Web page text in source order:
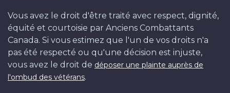
Vous avez le droit d'être traité avec respect, dignité,
équité et courtoisie par Anciens Combattants
Canada. Si vous estimez que l'un de vos droits n'a
pas été respecté ou qu'une décision est injuste,
vous avez le droit de déposer une plainte auprès de
l'ombud des vétérans.